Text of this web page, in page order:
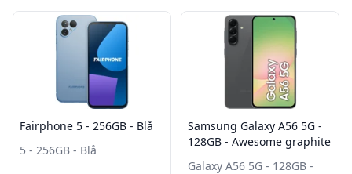
Fairphone 5 - 256GB - Blå
5 - 256GB - Blå
Samsung Galaxy A56 5G -
128GB - Awesome graphite
Galaxy A56 5G - 128GB -